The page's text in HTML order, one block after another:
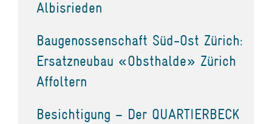
Albisrieden
Baugenossenschaft Süd-Ost Zürich:
Ersatzneubau «Obsthalde» Zürich
Affoltern
Besichtigung – Der QUARTIERBECK